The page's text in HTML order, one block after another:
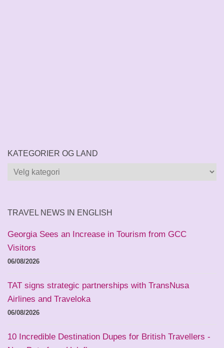
KATEGORIER OG LAND
Kategorier
TRAVEL NEWS IN ENGLISH
Georgia Sees an Increase in Tourism from GCC
Visitors
06/08/2026
TAT signs strategic partnerships with TransNusa
Airlines and Traveloka
06/08/2026
10 Incredible Destination Dupes for British Travellers -